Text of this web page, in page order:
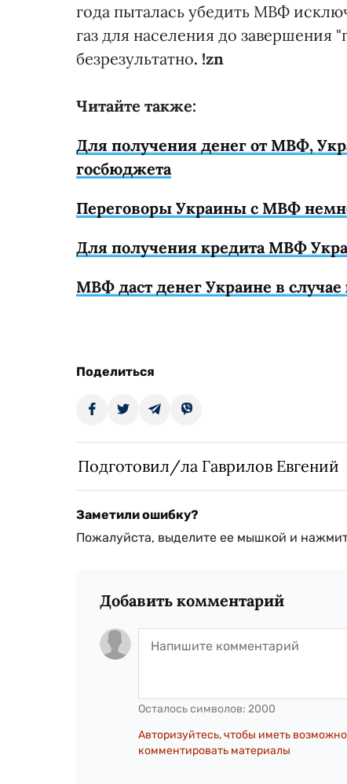
года пыталась убедить МВФ
газ для населения до завершения
безрезультатно. !zn
Читайте также:
Для получения денег от МВФ,
госбюджета
Переговоры Украины с МВФ
Для получения кредита МВФ
МВФ даст денег Украине в
Поделиться
Подготовил/ла Гаврилов Евгений
Заметили ошибку?
Пожалуйста, выделите ее мышкой и
Добавить комментарий
Осталось символов: 2000
Авторизуйтесь, чтобы иметь
комментировать материалы